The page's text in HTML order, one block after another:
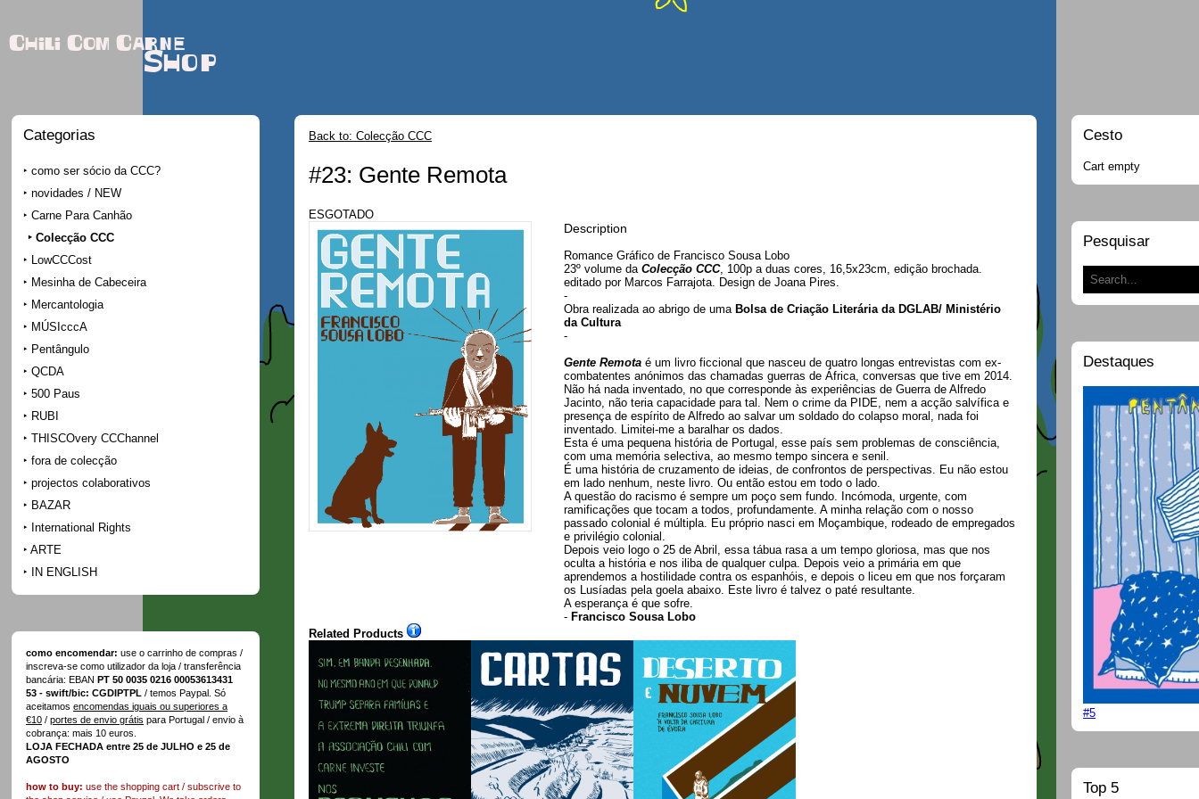
Chili Com Carne
Shop
Categorias
como ser sócio da CCC?
novidades / NEW
Carne Para Canhão
Colecção CCC
LowCCCost
Mesinha de Cabeceira
Mercantologia
MÚSIcccA
Pentângulo
QCDA
500 Paus
RUBI
THISCOvery CCChannel
fora de colecção
projectos colaborativos
BAZAR
International Rights
ARTE
IN ENGLISH
como encomendar: use o carrinho de compras /
inscreva-se como utilizador da loja / transferência
bancária: EBAN PT 50 0035 0216 00053613431
53 - swift/bic: CGDIPTPL / temos Paypal. Só
aceitamos encomendas iguais ou superiores a
€10 / portes de envio grátis para Portugal / envio à
cobrança: mais 10 euros.
LOJA FECHADA entre 25 de JULHO e 25 de
AGOSTO
how to buy: use the shopping cart / subscrive to
Back to: Colecção CCC
#23: Gente Remota
ESGOTADO
Description
Romance Gráfico de Francisco Sousa Lobo
23º volume da Colecção CCC, 100p a duas cores, 16,5x23cm, edição brochada.
editado por Marcos Farrajota. Design de Joana Pires.
-
Obra realizada ao abrigo de uma Bolsa de Criação Literária da DGLAB/ Ministério
da Cultura
-
Gente Remota é um livro ficcional que nasceu de quatro longas entrevistas com ex-
combatentes anónimos das chamadas guerras de África, conversas que tive em 2014.
Não há nada inventado, no que corresponde às experiências de Guerra de Alfredo
Jacinto, não teria capacidade para tal. Nem o crime da PIDE, nem a acção salvífica e
presença de espírito de Alfredo ao salvar um soldado do colapso moral, nada foi
inventado. Limitei-me a baralhar os dados.
Esta é uma pequena história de Portugal, esse país sem problemas de consciência,
com uma memória selectiva, ao mesmo tempo sincera e senil.
É uma história de cruzamento de ideias, de confrontos de perspectivas. Eu não estou
em lado nenhum, neste livro. Ou então estou em todo o lado.
A questão do racismo é sempre um poço sem fundo. Incómoda, urgente, com
ramificações que tocam a todos, profundamente. A minha relação com o nosso
passado colonial é múltipla. Eu próprio nasci em Moçambique, rodeado de empregados
e privilégio colonial.
Depois veio logo o 25 de Abril, essa tábua rasa a um tempo gloriosa, mas que nos
oculta a história e nos iliba de qualquer culpa. Depois veio a primária em que
aprendemos a hostilidade contra os espanhóis, e depois o liceu em que nos forçaram
os Lusíadas pela goela abaixo. Este livro é talvez o paté resultante.
A esperança é que sofre.
- Francisco Sousa Lobo
Related Products
Cesto
Cart empty
Pesquisar
Destaques
#5
Top 5